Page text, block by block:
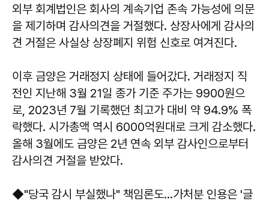
외부 회계법인은 회사의 계속기업 존속 가능성에 의문
을 제기하며 감사의견을 거절했다. 상장사에게 감사의
견 거절은 사실상 상장폐지 위험 신호로 여겨진다.
이후 금양은 거래정지 상태에 들어갔다. 거래정지 직
전인 지난해 3월 21일 종가 기준 주가는 9900원으
로, 2023년 7월 기록했던 최고가 대비 약 94.9% 폭
락했다. 시가총액 역시 6000억원대로 크게 감소했다.
올해 3월에도 금양은 2년 연속 외부 감사인으로부터
감사의견 거절을 받았다.
◆"당국 감시 부실했나" 책임론도…가처분 인용은 '글